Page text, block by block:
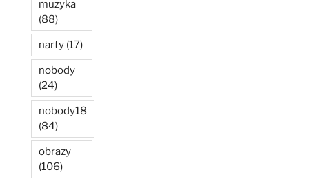
muzyka
(88)
narty (17)
nobody
(24)
nobody18
(84)
obrazy
(106)